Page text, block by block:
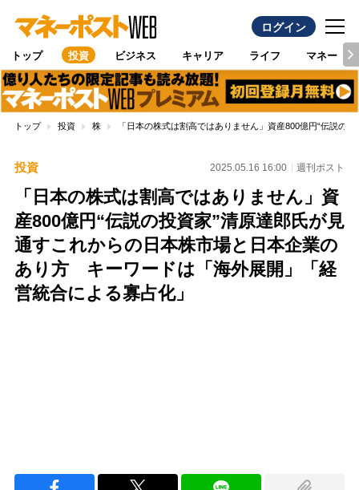
ログイン
トップ 投資 ビジネス キャリア ライフ マネー
トップ 投資 株 「日本の株式は割高ではありません」資産800億円“伝説
投資 2025.05.16 16:00 週刊ポスト
「日本の株式は割高ではありません」資
産800億円“伝説の投資家”清原達郎氏が見
通すこれからの日本株市場と日本企業の
あり方 キーワードは「海外展開」「経
営統合による寡占化」